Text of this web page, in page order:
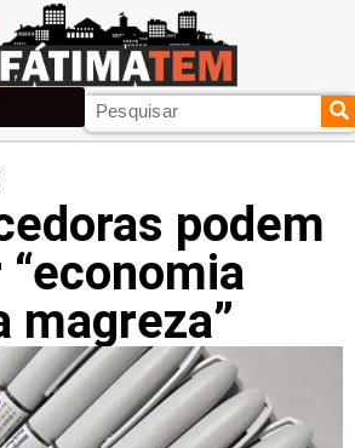
podem
magreza”